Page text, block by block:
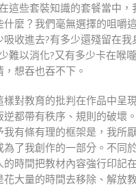
這些套裝知識的套餐當中，
什麼？我們毫無選擇的咀嚼
吸收進去?有多少還殘留在我
難以消化?又有多少卡在喉嚨
想吞也吞不下。
樣對教育的批判在作品中呈
逆都帶有秩序、規則的破壞
我有條有理的框架是，我所
為了我創作的一部分。不同
的時間把教材內容強行印記
花大量的時間去移除、解放